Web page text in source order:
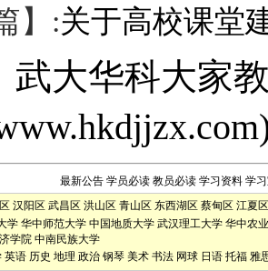
】:关于高校课堂
武大华科大家
最新公告 学员必读 教员必读 学习资料 学
汉阳区 武昌区 洪山区 青山区 东西湖区 蔡甸区 江夏区
学 华中师范大学 中国地质大学 武汉理工大学 华中农
学院 中南民族大学
英语 历史 地理 政治 钢琴 美术 书法 网球 日语 托福 雅